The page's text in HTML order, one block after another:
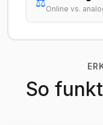
Online vs.
So